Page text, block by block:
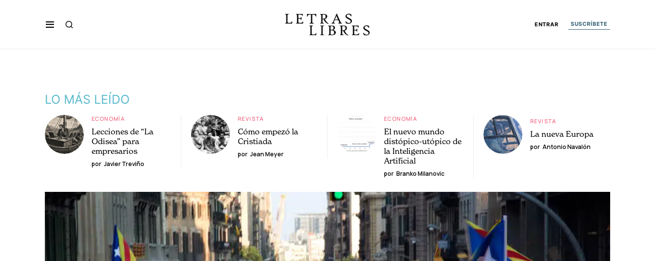
ENTRAR SUSCRÍBETE
LO MÁS LEÍDO
ECONOMÍA
Lecciones de “La
Odisea” para
empresarios
por Javier Treviño
REVISTA
Cómo empezó la
Cristiada
por Jean Meyer
ECONOMÍA
El nuevo mundo
distópico-utópico de
la Inteligencia
Artificial
por Branko Milanovic
REVISTA
La nueva Europa
por Antonio Navalón